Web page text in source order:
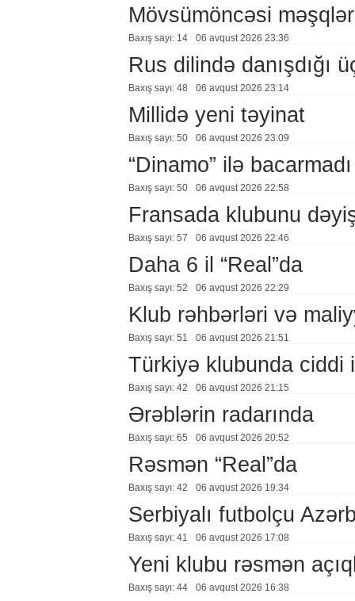
Mövsümöncəsi
Baxış sayı: 14 06 avqust 2026 23:36
Rus dilində danışdığı
Baxış sayı: 48 06 avqust 2026 23:14
Millidə yeni təyinat
Baxış sayı: 50 06 avqust 2026 23:09
“Dinamo” ilə bacarmadı
Baxış sayı: 50 06 avqust 2026 22:58
Fransada klubunu
Baxış sayı: 57 06 avqust 2026 22:46
Daha 6 il “Real”da
Baxış sayı: 52 06 avqust 2026 22:29
Klub rəhbərləri və
Baxış sayı: 51 06 avqust 2026 21:51
Türkiyə klubunda ciddi
Baxış sayı: 42 06 avqust 2026 21:15
Ərəblərin radarında
Baxış sayı: 65 06 avqust 2026 20:52
Rəsmən “Real”da
Baxış sayı: 42 06 avqust 2026 19:34
Serbiyalı futbolçu
Baxış sayı: 41 06 avqust 2026 17:08
Yeni klubu rəsmən
Baxış sayı: 44 06 avqust 2026 16:38